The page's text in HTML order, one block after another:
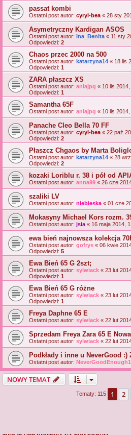
passat kombi
Ostatni post autor: cyryl-bea « 28 sty
Asymetryczny Kardigan ASOS
Ostatni post autor: Ina_Benita « 11 sty
Odpowiedzi: 2
Chaos przec 2000 na 500
Ostatni post autor: katarzyna14 « 18 lis
Odpowiedzi: 1
ZARA płaszcz XS
Ostatni post autor: aniajpg « 10 lis
Odpowiedzi: 1
Samantha 65F
Ostatni post autor: aniajpg « 10 lis
Panache Cleo Bella 70 FF
Ostatni post autor: cyryl-bea « 22 paź
Odpowiedzi: 2
Płaszcz Chgaos by Marta
Ostatni post autor: katarzyna14 « 28
Odpowiedzi: 2
kozaki Loriblu r. 38 i pół od
Ostatni post autor: anna99 « 26 cze
szaliki LV
Ostatni post autor: niebieska « 01 cze
Mokasyny Michael Kors rozm.
Ostatni post autor: jsia « 16 maja 2014,
ewa bień najnowsza kolekcja
Ostatni post autor: gofrys « 06 kwie
Odpowiedzi: 5
Ewa Bień 65 G 2szt;
Ostatni post autor: sylwiack « 23 lut
Odpowiedzi: 1
Ewa Bień 65 G różne
Ostatni post autor: sylwiack « 23 lut
Odpowiedzi: 1
Freya Daphne 65 E
Ostatni post autor: sylwiack « 22 lut
Sprzedam Freya Zara 65 E Nowa
Ostatni post autor: sylwiack « 22 lut
Podkłady i inne u NeverGood :)
Ostatni post autor:
NOWY TEMAT
Tematy: 115 1 2